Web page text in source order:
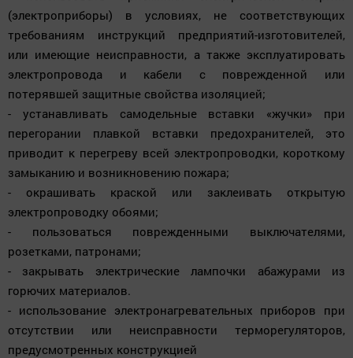
(электроприборы) в условиях, не соответствующих
требованиям инструкций предприятий-изготовителей,
или имеющие неисправности, а также эксплуатировать
электропровода и кабели с поврежденной или
потерявшей защитные свойства изоляцией;
- устанавливать самодельные вставки «жучки» при
перегорании плавкой вставки предохранителей, это
приводит к перегреву всей электропроводки, короткому
замыканию и возникновению пожара;
- окрашивать краской или заклеивать открытую
электропроводку обоями;
- пользоваться поврежденными выключателями,
розетками, патронами;
- закрывать электрические лампочки абажурами из
горючих материалов.
- использование электронагревательных приборов при
отсутствии или неисправности терморегуляторов,
предусмотренных конструкцией